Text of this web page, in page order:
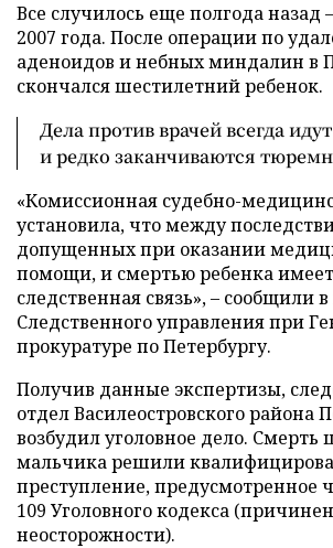
Все случилось еще полгода назад
2007 года. После операции по
аденоидов и небных миндалин в
скончался шестилетний ребенок.
Дела против врачей всегда
и редко заканчиваются
«Комиссионная судебно-
установила, что между
допущенных при оказании
помощи, и смертью ребенка
следственная связь», – сообщили
Следственного управления при
прокуратуре по Петербургу.
Получив данные экспертизы,
отдел Василеостровского района
возбудил уголовное дело. Смерть
мальчика решили
преступление, предусмотренное
109 Уголовного кодекса
неосторожности).